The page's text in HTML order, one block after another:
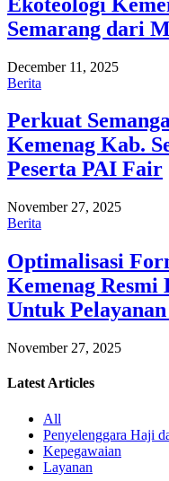
Semarang dari
December 11, 2025
Berita
Perkuat
Kemenag Kab.
Peserta PAI Fair
November 27, 2025
Berita
Optimalisasi
Kemenag
Untuk
November 27, 2025
Latest Articles
All
Penyelenggara Haji
Kepegawaian
Layanan